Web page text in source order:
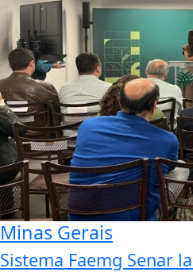
Minas Gerais
Sistema Faemg Senar